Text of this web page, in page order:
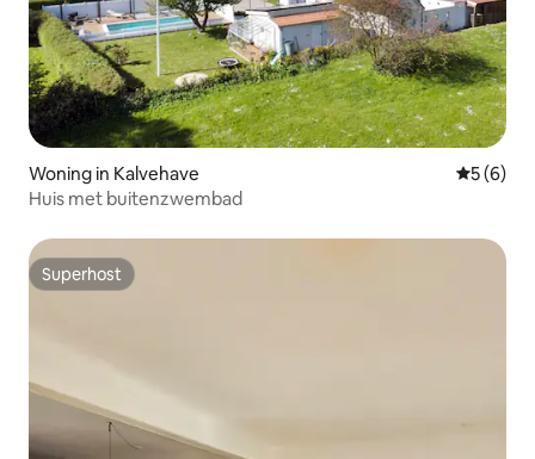
Woning in Kalvehave
5 (6)
Huis met buitenzwembad
Superhost
Superhost